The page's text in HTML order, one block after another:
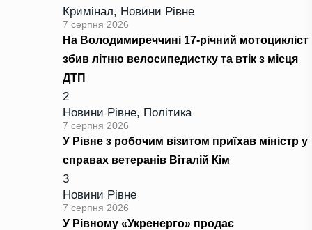
Кримінал, Новини Рівне
7 серпня 2026
На Володимиреччині 17-річний мотоцикліст
збив літню велосипедистку та втік з місця
ДТП
2
Новини Рівне, Політика
7 серпня 2026
У Рівне з робочим візитом приїхав міністр у
справах ветеранів Віталій Кім
3
Новини Рівне
7 серпня 2026
У Рівному «Укренерго» продає